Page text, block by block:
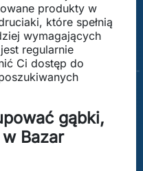
produkty w
które spełnią
wymagających
regularnie
Ci dostęp do
gąbki,
Bazar